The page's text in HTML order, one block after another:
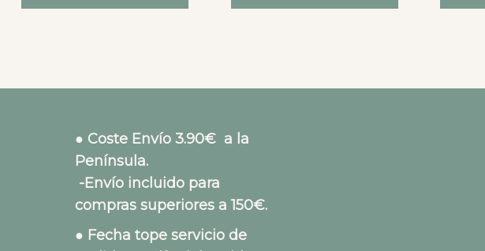
● Coste Envío 3.90€ a la
Península.
-Envío incluido para
compras superiores a 150€.
● Fecha tope servicio de